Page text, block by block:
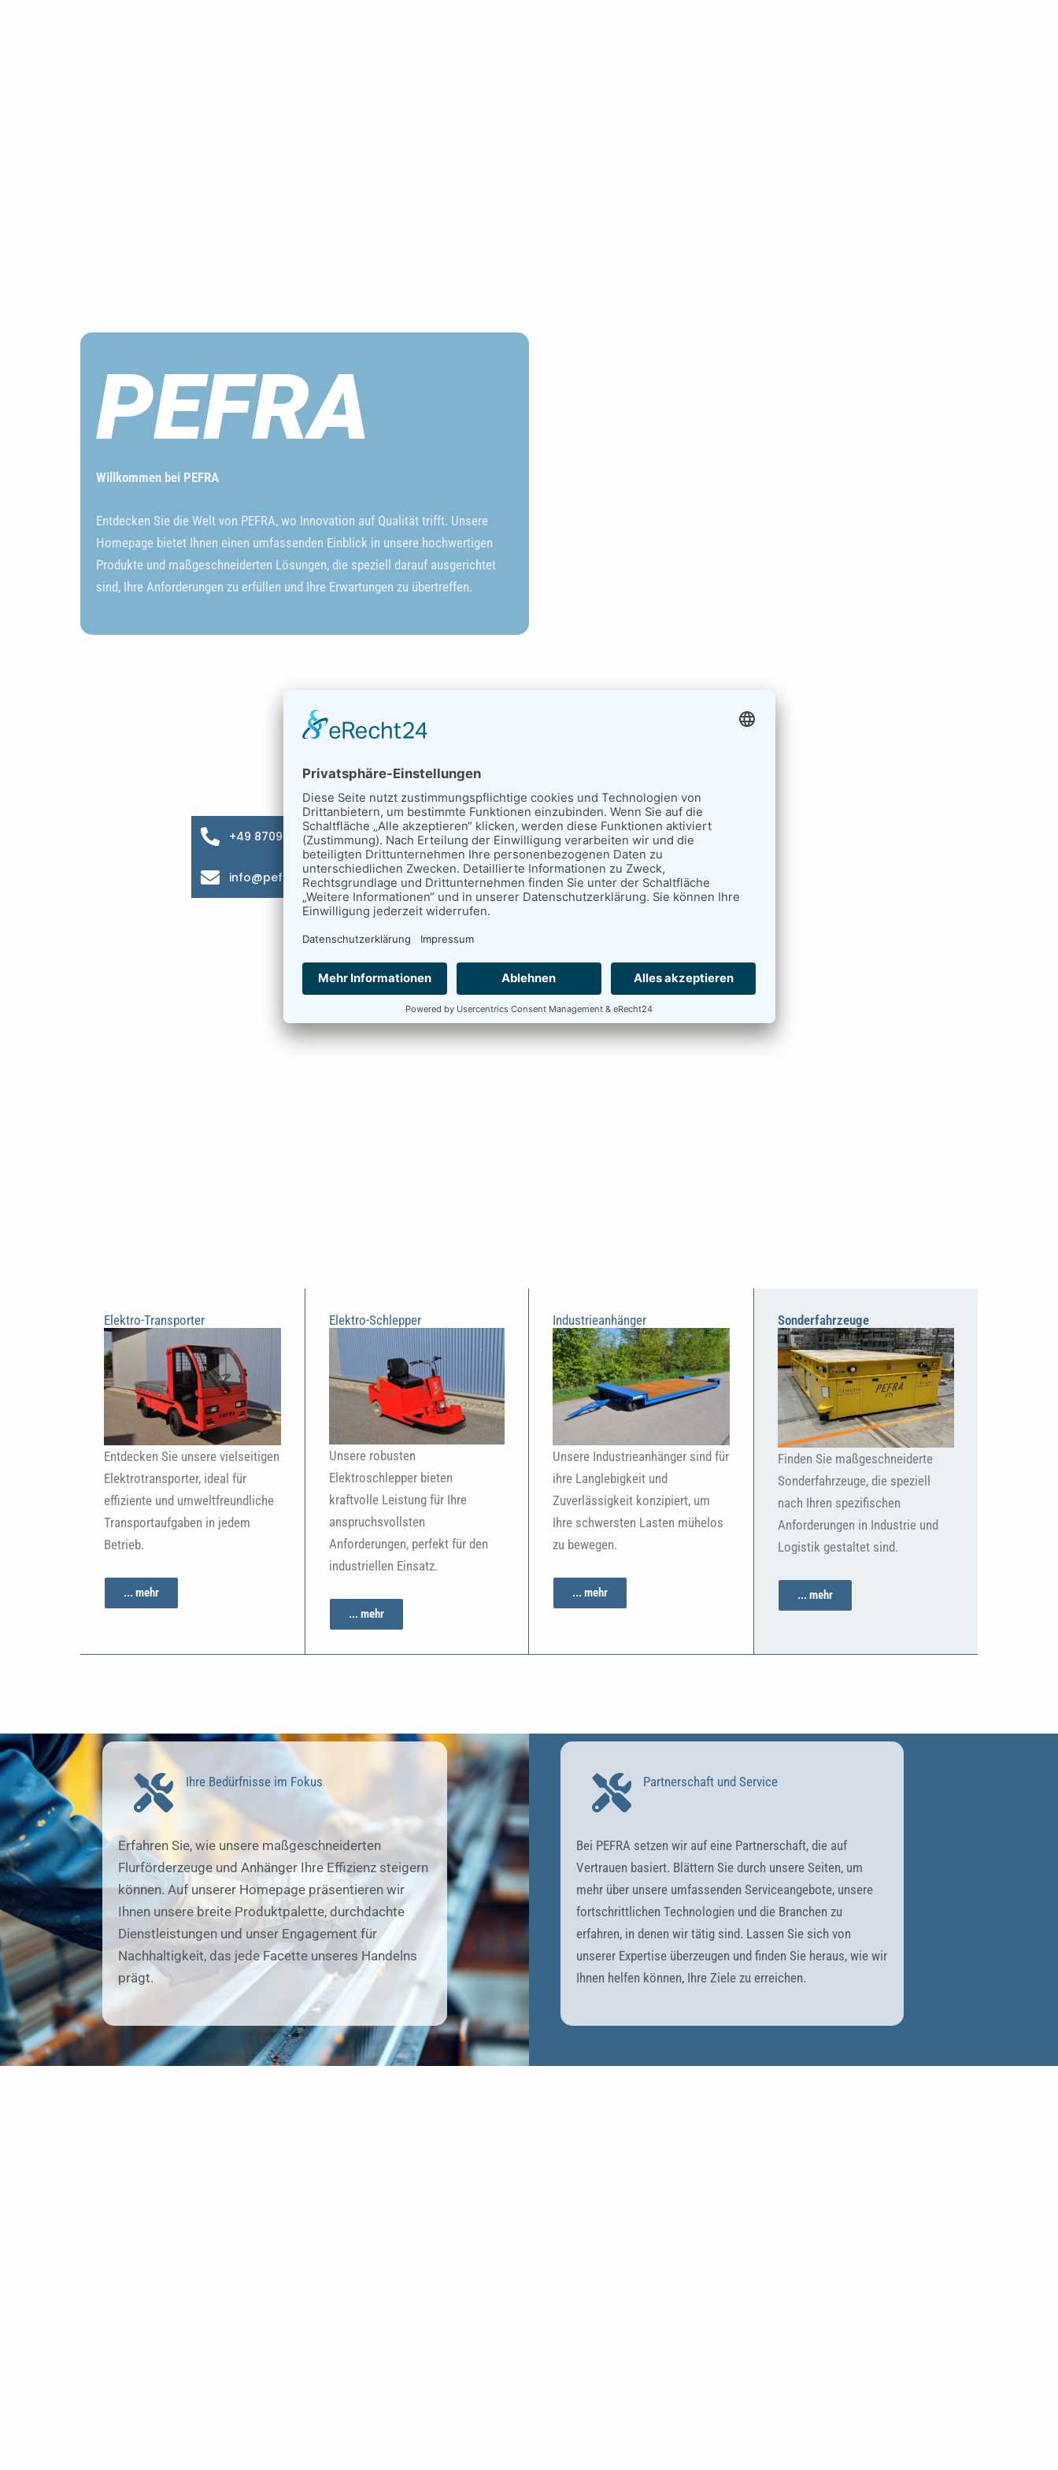
PEFRA
Willkommen bei PEFRA
Entdecken Sie die Welt von PEFRA, wo Innovation auf Qualität trifft. Unsere
Homepage bietet Ihnen einen umfassenden Einblick in unsere hochwertigen
Produkte und maßgeschneiderten Lösungen, die speziell darauf ausgerichtet
sind, Ihre Anforderungen zu erfüllen und Ihre Erwartungen zu übertreffen.
Elektro-Transporter
Entdecken Sie unsere vielseitigen
Elektrotransporter, ideal für
effiziente und umweltfreundliche
Transportaufgaben in jedem
Betrieb.
... mehr
Elektro-Schlepper
Unsere robusten
Elektroschlepper bieten
kraftvolle Leistung für Ihre
anspruchsvollsten
Anforderungen, perfekt für den
industriellen Einsatz.
... mehr
Industrieanhänger
Unsere Industrieanhänger sind für
ihre Langlebigkeit und
Zuverlässigkeit konzipiert, um
Ihre schwersten Lasten mühelos
zu bewegen.
... mehr
Sonderfahrzeuge
Finden Sie maßgeschneiderte
Sonderfahrzeuge, die speziell
nach Ihren spezifischen
Anforderungen in Industrie und
Logistik gestaltet sind.
... mehr
Ihre Bedürfnisse im Fokus
Erfahren Sie, wie unsere maßgeschneiderten
Flurförderzeuge und Anhänger Ihre Effizienz steigern
können. Auf unserer Homepage präsentieren wir
Ihnen unsere breite Produktpalette, durchdachte
Dienstleistungen und unser Engagement für
Nachhaltigkeit, das jede Facette unseres Handelns
prägt.
Partnerschaft und Service
Bei PEFRA setzen wir auf eine Partnerschaft, die auf
Vertrauen basiert. Blättern Sie durch unsere Seiten, um
mehr über unsere umfassenden Serviceangebote, unsere
fortschrittlichen Technologien und die Branchen zu
erfahren, in denen wir tätig sind. Lassen Sie sich von
unserer Expertise überzeugen und finden Sie heraus, wie wir
Ihnen helfen können, Ihre Ziele zu erreichen.
+49 8709 9216-0
info@pefra.net